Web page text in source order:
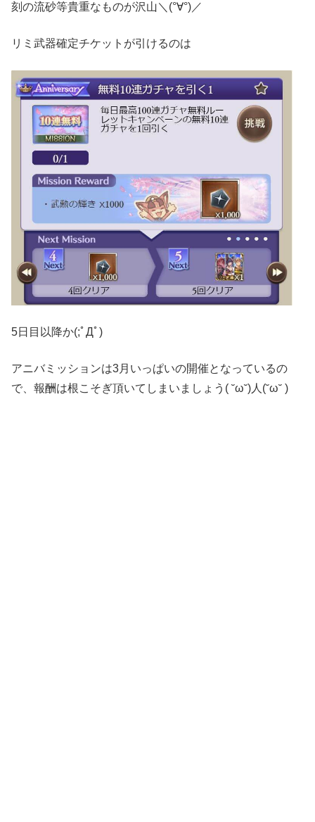
刻の流砂等貴重なものが沢山＼(°∀°)／
リミ武器確定チケットが引けるのは
5日目以降か(;ﾟДﾟ)
アニバミッションは3月いっぱいの開催となっているの
で、報酬は根こそぎ頂いてしまいましょう( ˘ω˘)人(˘ω˘ )